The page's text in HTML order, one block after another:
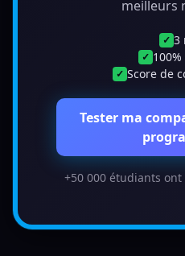
meilleurs
✓ 3
✓
✓ Score de
Tester ma
+50 000 étudiants